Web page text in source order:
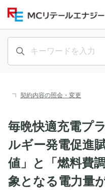
契約内容の照会・変更
毎晩快適充電プ
ルギー発電促進
値」と「燃料費
象となる電力量